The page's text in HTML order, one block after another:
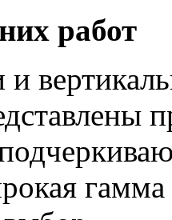
работ
гамма